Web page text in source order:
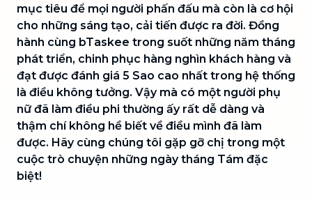
mục tiêu để mọi người phấn đấu mà còn là cơ hội
cho những sáng tạo, cải tiến được ra đời. Đồng
hành cùng bTaskee trong suốt những năm tháng
phát triển, chinh phục hàng nghìn khách hàng và
đạt được đánh giá 5 Sao cao nhất trong hệ thống
là điều không tưởng. Vậy mà có một người phụ
nữ đã làm điều phi thường ấy rất dễ dàng và
thậm chí không hề biết về điều mình đã làm
được. Hãy cùng chúng tôi gặp gỡ chị trong một
cuộc trò chuyện những ngày tháng Tám đặc
biệt!